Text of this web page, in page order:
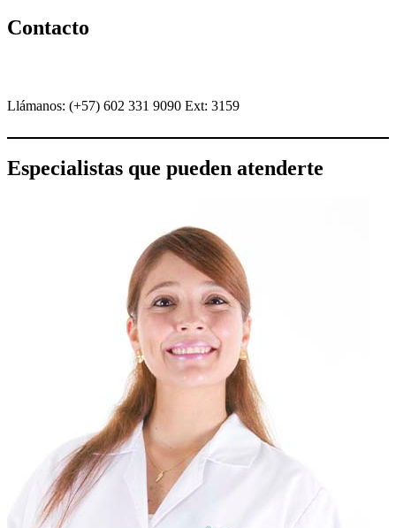
Contacto
Llámanos: (+57) 602 331 9090 Ext: 3159
Especialistas que pueden atenderte